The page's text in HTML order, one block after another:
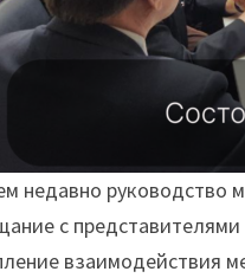
недавно руководство
с
взаимодействия